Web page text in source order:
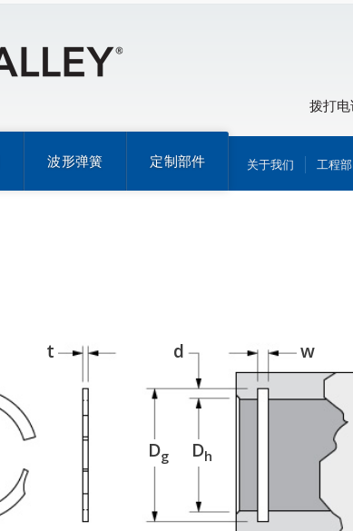
拨打
波形弹簧 定制部件 关于我们 工程
t d w
Dg Dh